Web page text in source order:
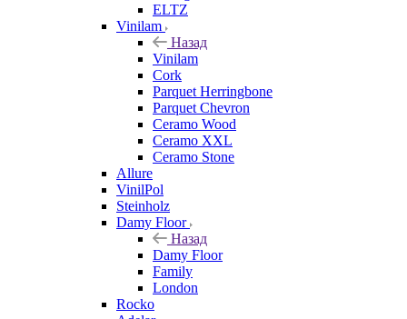
ELTZ
Vinilam
Назад
Vinilam
Cork
Parquet Herringbone
Parquet Chevron
Ceramo Wood
Ceramo XXL
Ceramo Stone
Allure
VinilPol
Steinholz
Damy Floor
Назад
Damy Floor
Family
London
Rocko